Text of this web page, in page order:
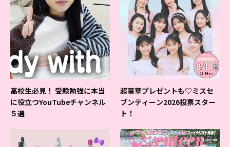
高校生必見！ 受験勉強に本当
に役立つYouTubeチャンネル
５選
超豪華プレゼントも♡ミスセ
ブンティーン2026投票スター
ト！